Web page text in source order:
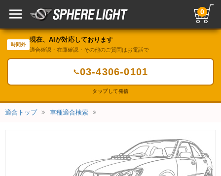
0
時間外
現在、AIが対応しております
適合確認・在庫確認・その他のご質問はお電話で
📞03-4306-0101
タップして発信
適合トップ 車種適合検索